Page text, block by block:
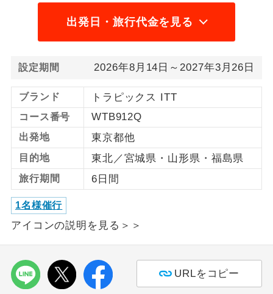
出発日・旅行代金を見る
設定期間 2026年8月14日～2027年3月26日
ブランド トラピックス ITT
コース番号 WTB912Q
出発地 東京都他
目的地 東北／宮城県・山形県・福島県
旅行期間 6日間
1名様催行
アイコンの説明を見る＞＞
URLをコピー
加限定
1名様1室同代
1名様1室利用でも追加料金がかからない
ご夫婦限定
す。
女性限定
女性限定でご参加いただけるコースで
す。
年齢制限あり
ご参加にあたり年齢に制限があるコース
です。
航空会社指定
おひとり様バ
ス2席利用
おひとり様でバス席を2席利⽤できま
す。